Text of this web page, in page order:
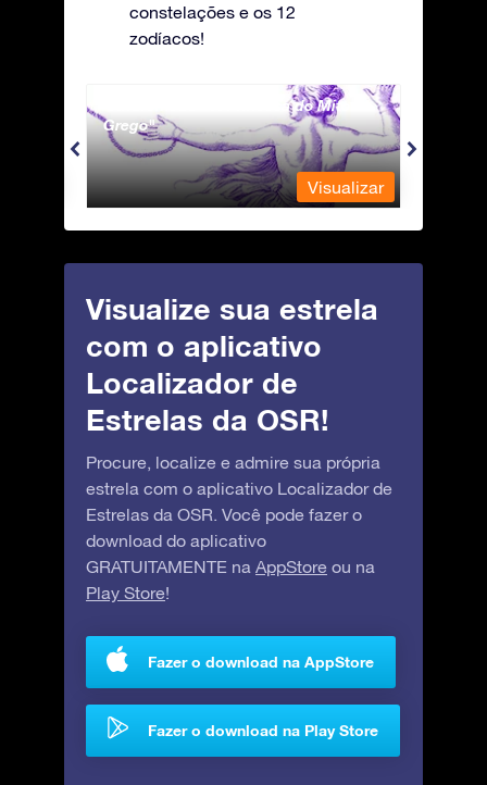
constelações e os 12
zodíacos!
Andromeda - A Princesa do Mito
Grego
Visualizar
Visualize sua estrela
com o aplicativo
Localizador de
Estrelas da OSR!
Procure, localize e admire sua própria
estrela com o aplicativo Localizador de
Estrelas da OSR. Você pode fazer o
download do aplicativo
GRATUITAMENTE na AppStore ou na
Play Store!
Fazer o download na AppStore
Fazer o download na Play Store